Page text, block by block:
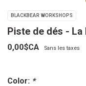
BLACKBEAR WORKSHOPS
Piste de dés - La
0,00$CA Sans les taxes
Color: *